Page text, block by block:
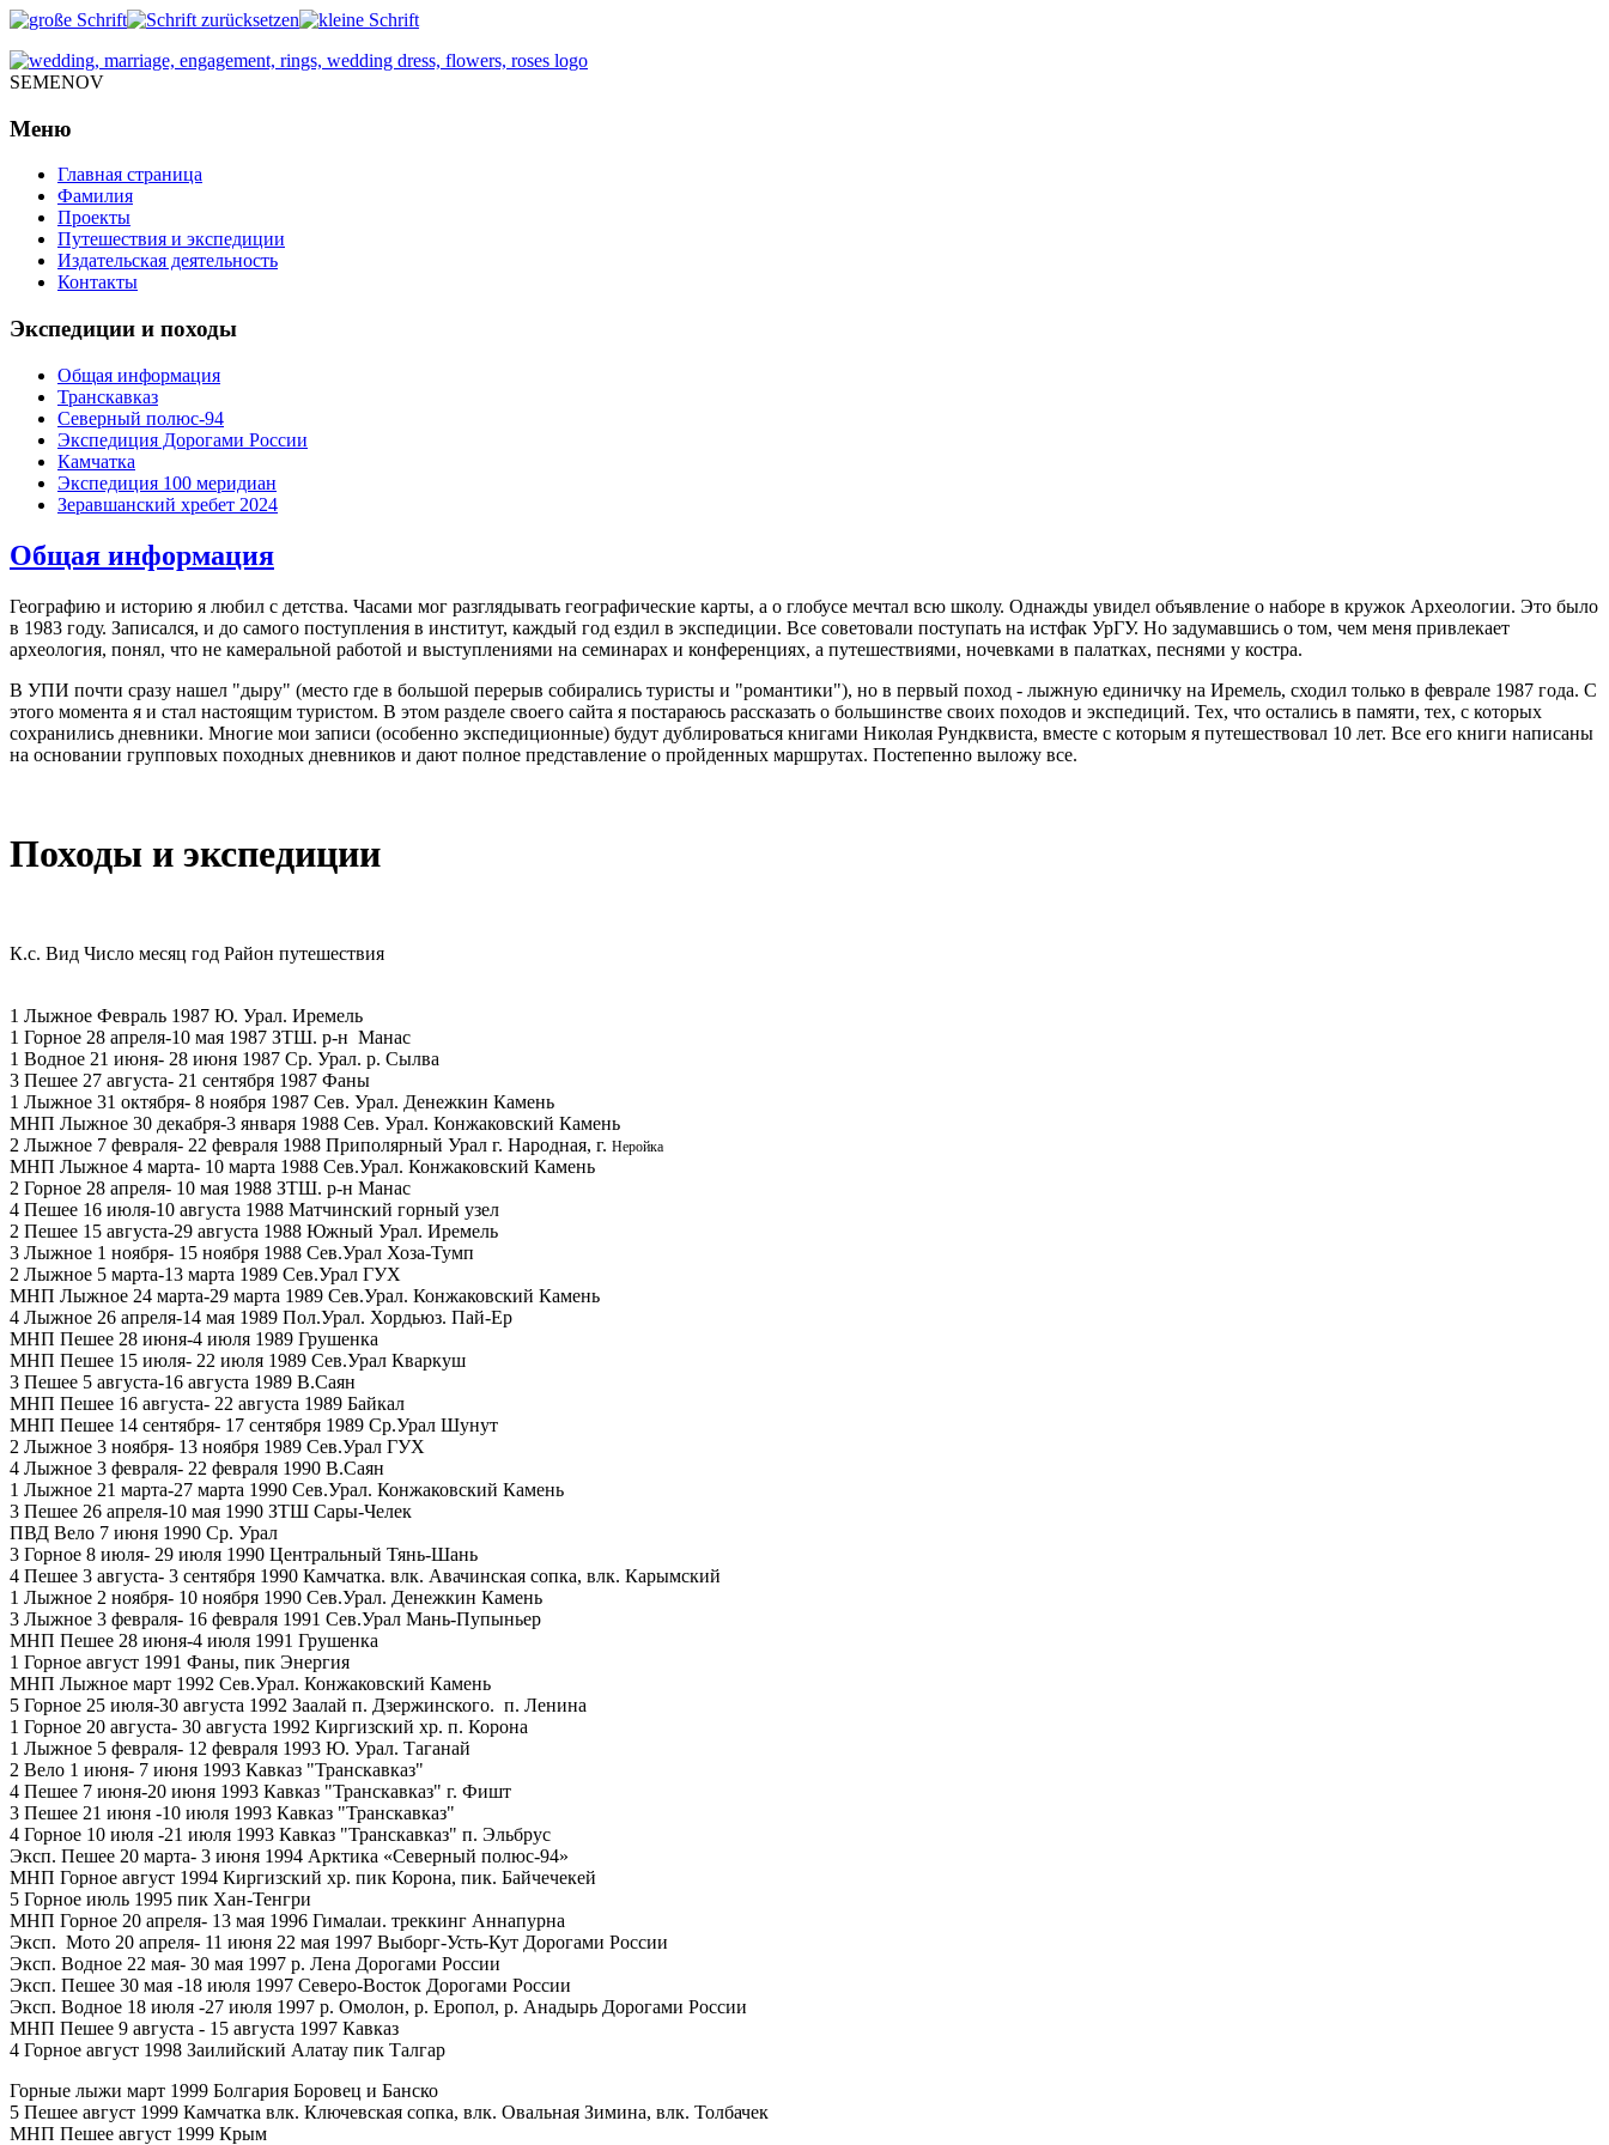
SEMENOV
Меню
Главная страница
Фамилия
Проекты
Путешествия и экспедиции
Издательская деятельность
Контакты
Экспедиции и походы
Общая информация
Транскавказ
Северный полюс-94
Экспедиция Дорогами России
Камчатка
Экспедиция 100 меридиан
Зеравшанский хребет 2024
Шаблоны Joomla 2.5 здесь:http://joomla25.ru/shablony/
Общая информация
Географию и историю я любил с детства. Часами мог разглядывать географические карты, а о глобусе мечтал всю школу. Однажды увидел объявление о наборе в кружок Археологии. Это было
в 1983 году. Записался, и до самого поступления в институт, каждый год ездил в экспедиции. Все советовали поступать на истфак УрГУ. Но задумавшись о том, чем меня привлекает
археология, понял, что не камеральной работой и выступлениями на семинарах и конференциях, а путешествиями, ночевками в палатках, песнями у костра.
В УПИ почти сразу нашел "дыру" (место где в большой перерыв собирались туристы и "романтики"), но в первый поход - лыжную единичку на Иремель, сходил только в феврале 1987 года. С
этого момента я и стал настоящим туристом. В этом разделе своего сайта я постараюсь рассказать о большинстве своих походов и экспедиций. Тех, что остались в памяти, тех, с которых
сохранились дневники. Многие мои записи (особенно экспедиционные) будут дублироваться книгами Николая Рундквиста, вместе с которым я путешествовал 10 лет. Все его книги написаны
на основании групповых походных дневников и дают полное представление о пройденных маршрутах. Постепенно выложу все.
Походы и экспедиции
К.с. Вид Число месяц год Район путешествия
1 Лыжное Февраль 1987 Ю. Урал. Иремель
1 Горное 28 апреля-10 мая 1987 ЗТШ. р-н Манас
1 Водное 21 июня- 28 июня 1987 Ср. Урал. р. Сылва
3 Пешее 27 августа- 21 сентября 1987 Фаны
1 Лыжное 31 октября- 8 ноября 1987 Сев. Урал. Денежкин Камень
МНП Лыжное 30 декабря-3 января 1988 Сев. Урал. Конжаковский Камень
2 Лыжное 7 февраля- 22 февраля 1988 Приполярный Урал г. Народная, г. Неройка
МНП Лыжное 4 марта- 10 марта 1988 Сев.Урал. Конжаковский Камень
2 Горное 28 апреля- 10 мая 1988 ЗТШ. р-н Манас
4 Пешее 16 июля-10 августа 1988 Матчинский горный узел
2 Пешее 15 августа-29 августа 1988 Южный Урал. Иремель
3 Лыжное 1 ноября- 15 ноября 1988 Сев.Урал Хоза-Тумп
2 Лыжное 5 марта-13 марта 1989 Сев.Урал ГУХ
МНП Лыжное 24 марта-29 марта 1989 Сев.Урал. Конжаковский Камень
4 Лыжное 26 апреля-14 мая 1989 Пол.Урал. Хордьюз. Пай-Ер
МНП Пешее 28 июня-4 июля 1989 Грушенка
МНП Пешее 15 июля- 22 июля 1989 Сев.Урал Кваркуш
3 Пешее 5 августа-16 августа 1989 В.Саян
МНП Пешее 16 августа- 22 августа 1989 Байкал
МНП Пешее 14 сентября- 17 сентября 1989 Ср.Урал Шунут
2 Лыжное 3 ноября- 13 ноября 1989 Сев.Урал ГУХ
4 Лыжное 3 февраля- 22 февраля 1990 В.Саян
1 Лыжное 21 марта-27 марта 1990 Сев.Урал. Конжаковский Камень
3 Пешее 26 апреля-10 мая 1990 ЗТШ Сары-Челек
ПВД Вело 7 июня 1990 Ср. Урал
3 Горное 8 июля- 29 июля 1990 Центральный Тянь-Шань
4 Пешее 3 августа- 3 сентября 1990 Камчатка. влк. Авачинская сопка, влк. Карымский
1 Лыжное 2 ноября- 10 ноября 1990 Сев.Урал. Денежкин Камень
3 Лыжное 3 февраля- 16 февраля 1991 Сев.Урал Мань-Пупыньер
МНП Пешее 28 июня-4 июля 1991 Грушенка
1 Горное август 1991 Фаны, пик Энергия
МНП Лыжное март 1992 Сев.Урал. Конжаковский Камень
5 Горное 25 июля-30 августа 1992 Заалай п. Дзержинского. п. Ленина
1 Горное 20 августа- 30 августа 1992 Киргизский хр. п. Корона
1 Лыжное 5 февраля- 12 февраля 1993 Ю. Урал. Таганай
2 Вело 1 июня- 7 июня 1993 Кавказ "Транскавказ"
4 Пешее 7 июня-20 июня 1993 Кавказ "Транскавказ" г. Фишт
3 Пешее 21 июня -10 июля 1993 Кавказ "Транскавказ"
4 Горное 10 июля -21 июля 1993 Кавказ "Транскавказ" п. Эльбрус
Эксп. Пешее 20 марта- 3 июня 1994 Арктика «Северный полюс-94»
МНП Горное август 1994 Киргизский хр. пик Корона, пик. Байчечекей
5 Горное июль 1995 пик Хан-Тенгри
МНП Горное 20 апреля- 13 мая 1996 Гималаи. треккинг Аннапурна
Эксп. Мото 20 апреля- 11 июня 22 мая 1997 Выборг-Усть-Кут Дорогами России
Эксп. Водное 22 мая- 30 мая 1997 р. Лена Дорогами России
Эксп. Пешее 30 мая -18 июля 1997 Северо-Восток Дорогами России
Эксп. Водное 18 июля -27 июля 1997 р. Омолон, р. Еропол, р. Анадырь Дорогами России
МНП Пешее 9 августа - 15 августа 1997 Кавказ
4 Горное август 1998 Заилийский Алатау пик Талгар
Горные лыжи март 1999 Болгария Боровец и Банско
5 Пешее август 1999 Камчатка влк. Ключевская сопка, влк. Овальная Зимина, влк. Толбачек
МНП Пешее август 1999 Крым